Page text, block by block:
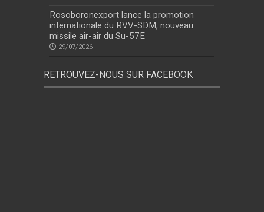
Rosoboronexport lance la promotion
internationale du RVV-SDM, nouveau
missile air-air du Su-57E
29/07/2026
RETROUVEZ-NOUS SUR FACEBOOK